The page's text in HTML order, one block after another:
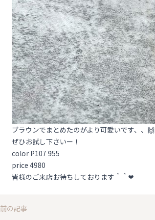
ブラウンでまとめたのがより可愛いです、、🙌
ぜひお試し下さいー！
color P107 955
price 4980
皆様のご来店お待ちしております＾＾❤
前の記事